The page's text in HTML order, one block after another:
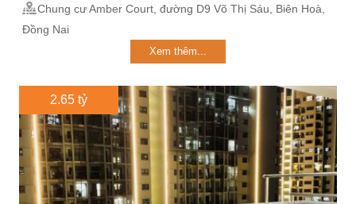
Chung cư Amber Court, đường D9 Võ Thị Sáu, Biên Hoà,
Đồng Nai
Xem thêm...
2.65 tỷ